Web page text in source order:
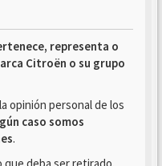
representa o
Citroën o su grupo
opinión personal de los
caso somos
.